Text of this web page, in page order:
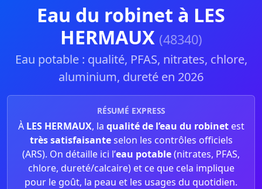
Eau du robinet à LES
HERMAUX (48340)
Eau potable : qualité, PFAS, nitrates, chlore,
aluminium, dureté en 2026
RÉSUMÉ EXPRESS
À LES HERMAUX, la qualité de l’eau du robinetest
très satisfaisanteselon les contrôles officiels
(ARS). On détaille ici l’eau potable(nitrates, PFAS,
chlore, dureté/calcaire) et ce que cela implique
pour le goût, la peau et les usages du quotidien.